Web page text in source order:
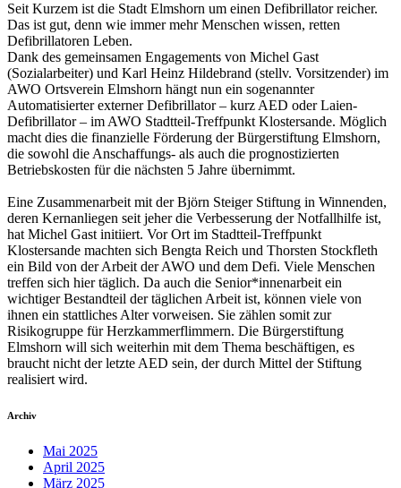
Seit Kurzem ist die Stadt Elmshorn um einen Defibrillator reicher.
Das ist gut, denn wie immer mehr Menschen wissen, retten
Defibrillatoren Leben.
Dank des gemeinsamen Engagements von Michel Gast
(Sozialarbeiter) und Karl Heinz Hildebrand (stellv. Vorsitzender) im
AWO Ortsverein Elmshorn hängt nun ein sogenannter
Automatisierter externer Defibrillator – kurz AED oder Laien-
Defibrillator – im AWO Stadtteil-Treffpunkt Klostersande. Möglich
macht dies die finanzielle Förderung der Bürgerstiftung Elmshorn,
die sowohl die Anschaffungs- als auch die prognostizierten
Betriebskosten für die nächsten 5 Jahre übernimmt.
Eine Zusammenarbeit mit der Björn Steiger Stiftung in Winnenden,
deren Kernanliegen seit jeher die Verbesserung der Notfallhilfe ist,
hat Michel Gast initiiert. Vor Ort im Stadtteil-Treffpunkt
Klostersande machten sich Bengta Reich und Thorsten Stockfleth
ein Bild von der Arbeit der AWO und dem Defi. Viele Menschen
treffen sich hier täglich. Da auch die Senior*innenarbeit ein
wichtiger Bestandteil der täglichen Arbeit ist, können viele von
ihnen ein stattliches Alter vorweisen. Sie zählen somit zur
Risikogruppe für Herzkammerflimmern. Die Bürgerstiftung
Elmshorn will sich weiterhin mit dem Thema beschäftigen, es
braucht nicht der letzte AED sein, der durch Mittel der Stiftung
realisiert wird.
Archiv
Mai 2025
April 2025
März 2025